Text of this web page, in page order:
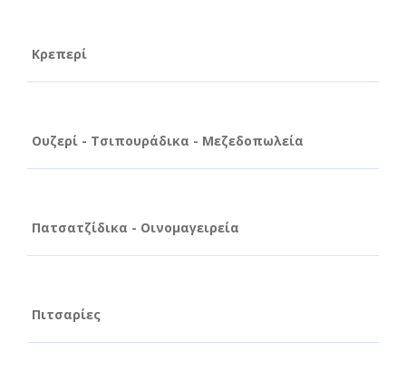
Κρεπερί
Ουζερί - Τσιπουράδικα - Μεζεδοπωλεία
Πατσατζίδικα - Οινομαγειρεία
Πιτσαρίες